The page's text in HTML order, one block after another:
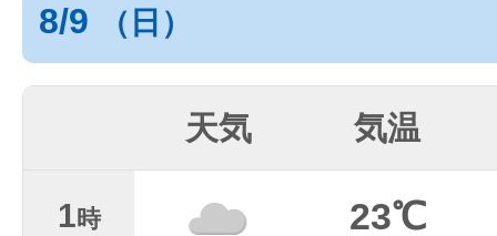
8/9 （日）
天気 気温
1時 23℃